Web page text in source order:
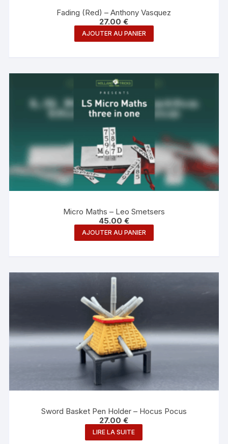
Fading (Red) – Anthony Vasquez
27.00€
AJOUTER AU PANIER
Micro Maths – Leo Smetsers
45.00 €
AJOUTER AU PANIER
Sword Basket Pen Holder – Hocus Pocus
27.00€
LIRE LA SUITE